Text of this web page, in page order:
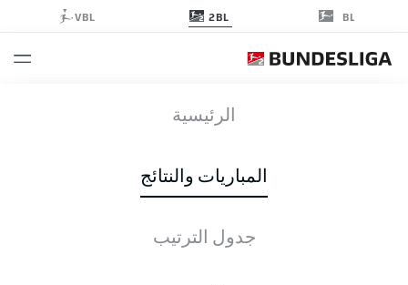
BL
2BL
VBL
الرئيسية
المباريات والنتائج
جدول الترتيبالأخبار التشكيلات الإحصائيات